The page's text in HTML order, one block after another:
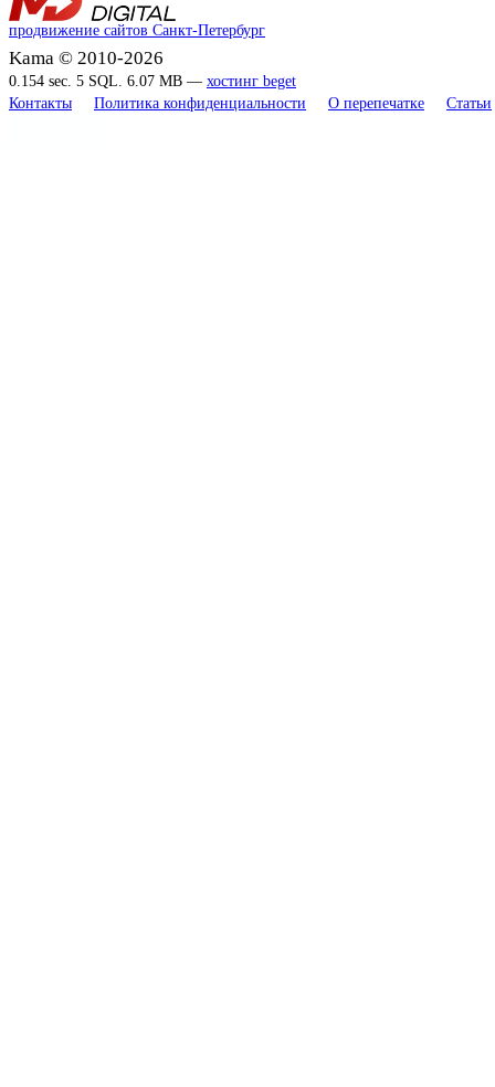
продвижение сайтов Санкт-Петербург
Kama © 2010-2026
0.154 sec. 5 SQL. 6.07 MB — хостинг beget
Контакты
Политика конфиденциальности О перепечатке Статьи